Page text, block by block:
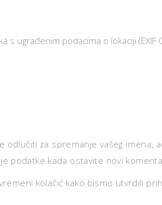
s ugrađenim podacima o lokaciji
za spremanje vašeg imena,
podatke kada ostavite novi
kolačić kako bismo utvrdili